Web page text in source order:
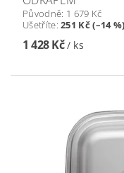
Původně: 1 679 Kč
Ušetříte:251 Kč (–14 %)
1 428 Kč/ ks